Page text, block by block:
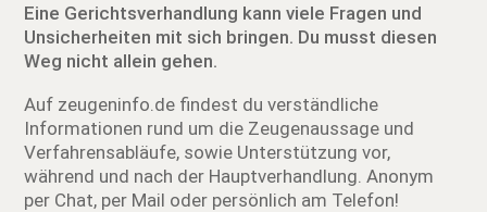
Eine Gerichtsverhandlung kann viele Fragen und
Unsicherheiten mit sich bringen. Du musst diesen
Weg nicht allein gehen.
Auf zeugeninfo.de findest du verständliche
Informationen rund um die Zeugenaussage und
Verfahrensabläufe, sowie Unterstützung vor,
während und nach der Hauptverhandlung. Anonym
per Chat, per Mail oder persönlich am Telefon!